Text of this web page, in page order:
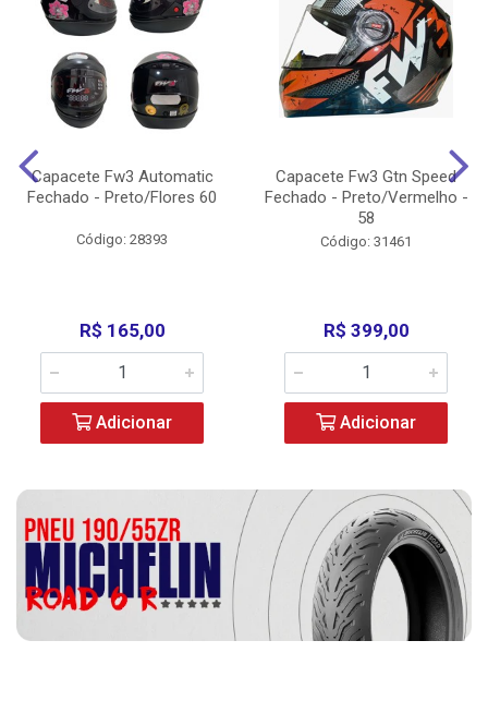
Capacete Fw3 Automatic
Fechado - Preto/Flores 60
Código: 28393
R$ 165,00
Adicionar
Capacete Fw3 Gtn Speed
Fechado - Preto/Vermelho -
58
Código: 31461
R$ 399,00
Adicionar